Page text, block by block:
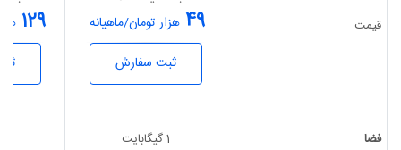
قیمت 49 هزار تومان/ماهیانه
ثبت سفارش
129
فضا 1 گیگابایت